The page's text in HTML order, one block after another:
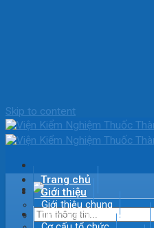
Skip to content
Trang chủ
Giới thiệu
Giới thiệu chung
Chức năng – Nhiệm vụ